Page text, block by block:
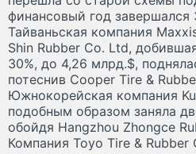
финансовый год завершался
Тайваньская компания
Shin Rubber Co. Ltd,
30%, до 4,26 млрд.$,
потеснив Cooper Tire &
Южнокорейская компания
подобным образом заняла
обойдя Hangzhou Zhongce
Компания Toyo Tire & Rubber